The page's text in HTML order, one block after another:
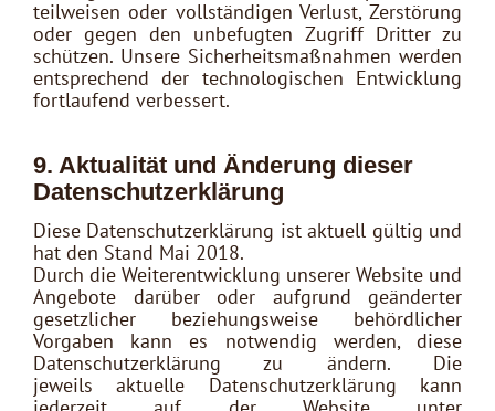
teilweisen oder vollständigen Verlust, Zerstörung
oder gegen den unbefugten Zugriff Dritter zu
schützen. Unsere Sicherheitsmaßnahmen werden
entsprechend der technologischen Entwicklung
fortlaufend verbessert.
9. Aktualität und Änderung dieser
Datenschutzerklärung
Diese Datenschutzerklärung ist aktuell gültig und
hat den Stand Mai 2018.
Durch die Weiterentwicklung unserer Website und
Angebote darüber oder aufgrund geänderter
gesetzlicher beziehungsweise behördlicher
Vorgaben kann es notwendig werden, diese
Datenschutzerklärung zu ändern. Die
jeweils aktuelle Datenschutzerklärung kann